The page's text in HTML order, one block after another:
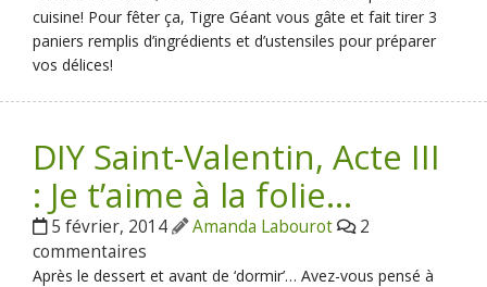
cuisine! Pour fêter ça, Tigre Géant vous gâte et fait tirer 3
paniers remplis d’ingrédients et d’ustensiles pour préparer
vos délices!
DIY Saint-Valentin, Acte III
: Je t’aime à la folie…
5 février, 2014 Amanda Labourot
2
commentaires
Après le dessert et avant de ‘dormir’… Avez-vous pensé à